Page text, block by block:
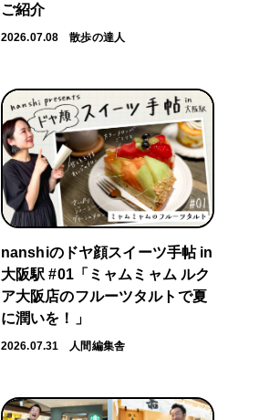
ご紹介
2026.07.08 散歩の達人
nanshiのドヤ顔スイーツ手帖 in
大阪駅 #01「ミャムミャム ルク
ア大阪店のフルーツタルトで夏
に潤いを！」
2026.07.31 人間編集舎